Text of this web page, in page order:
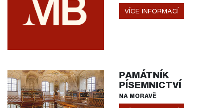
VÍCE INFORMACÍ
PAMÁTNÍK
PÍSEMNICTVÍ
NA MORAVĚ